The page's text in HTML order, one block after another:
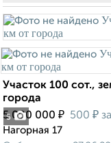
5
Участок 100 сот.,
города
5 000 000 ₽ 500 ₽
Нагорная 17